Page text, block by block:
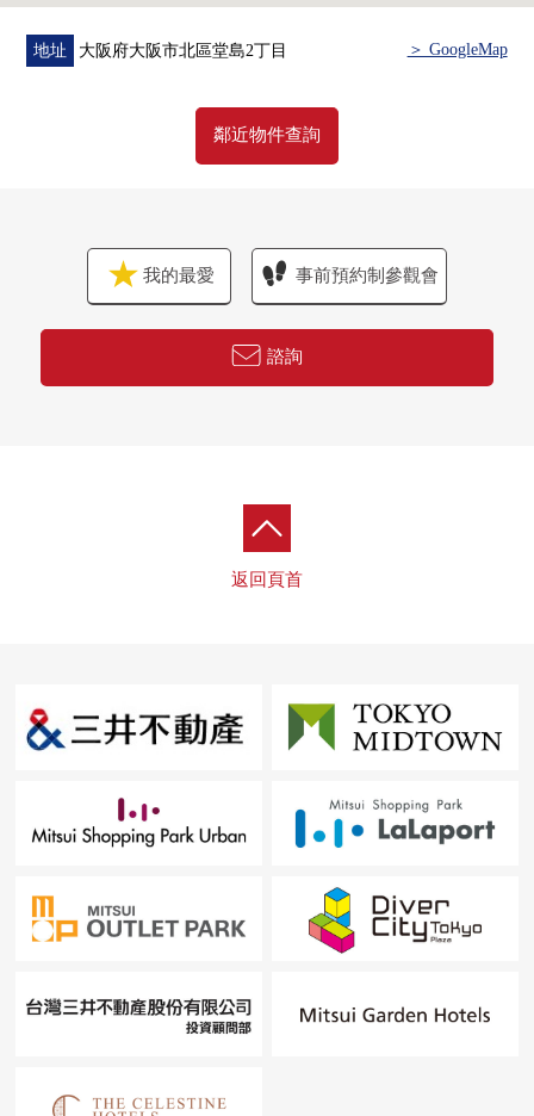
地址 大阪府大阪市北區堂島2丁目 ＞ GoogleMap
鄰近物件查詢
我的最愛 事前預約制參觀會
諮詢
返回頁首